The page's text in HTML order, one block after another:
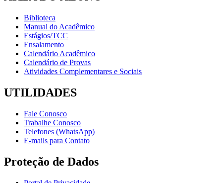
Biblioteca
Manual do Acadêmico
Estágios/TCC
Ensalamento
Calendário Acadêmico
Calendário de Provas
Atividades Complementares e Sociais
UTILIDADES
Fale Conosco
Trabalhe Conosco
Telefones (WhatsApp)
E-mails para Contato
Proteção de Dados